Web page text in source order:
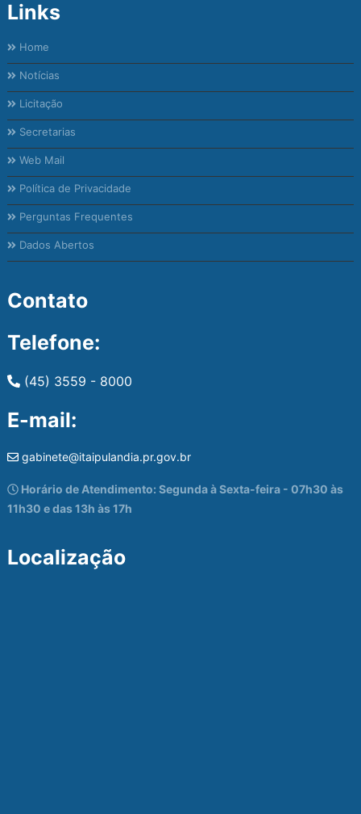
Links
Home
Notícias
Licitação
Secretarias
Web Mail
Política de Privacidade
Perguntas Frequentes
Dados Abertos
Contato
Telefone:
(45) 3559 - 8000
E-mail:
gabinete@itaipulandia.pr.gov.br
Horário de Atendimento: Segunda à Sexta-feira - 07h30 às
11h30 e das 13h às 17h
Localização